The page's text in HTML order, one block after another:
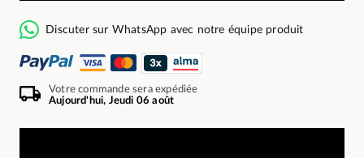
Discuter sur WhatsApp avec notre équipe produit
Votre commande sera expédiée
Aujourd'hui, Jeudi 06 août